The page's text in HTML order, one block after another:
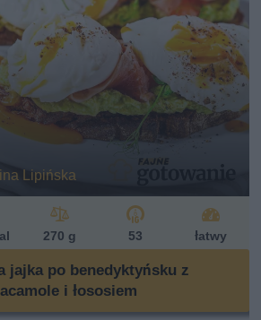
Lipińska
270 g 53 łatwy
jajka po benedyktyńsku z
i łososiem